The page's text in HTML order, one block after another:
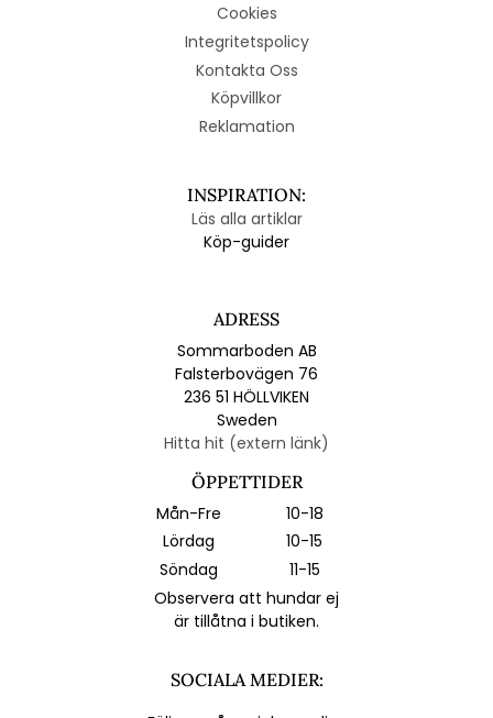
Cookies
Integritetspolicy
Kontakta Oss
Köpvillkor
Reklamation
INSPIRATION:
Läs alla artiklar
Köp-guider
ADRESS
Sommarboden AB
Falsterbovägen 76
236 51 HÖLLVIKEN
Sweden
Hitta hit (extern länk)
ÖPPETTIDER
Mån-Fre
10-18
Lördag
10-15
Söndag
11-15
Observera att hundar ej
är tillåtna i butiken.
SOCIALA MEDIER: